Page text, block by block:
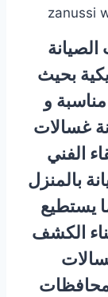
بحيث
و
غسالات
الفني
بالمنزل
يستطيع
الكشف